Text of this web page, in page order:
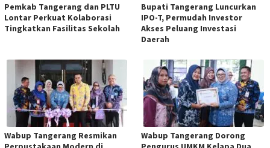
Pemkab Tangerang dan PLTU
Lontar Perkuat Kolaborasi
Tingkatkan Fasilitas Sekolah
Bupati Tangerang Luncurkan
IPO-T, Permudah Investor
Akses Peluang Investasi
Daerah
Wabup Tangerang Resmikan
Wabup Tangerang Dorong